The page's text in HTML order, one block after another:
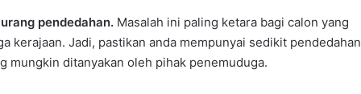
pendedahan. Masalah ini paling ketara bagi calon yang
kerajaan. Jadi, pastikan anda mempunyai sedikit pendedahan
mungkin ditanyakan oleh pihak penemuduga.